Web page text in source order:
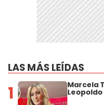
LAS MÁS LEÍDAS
1 Marcela